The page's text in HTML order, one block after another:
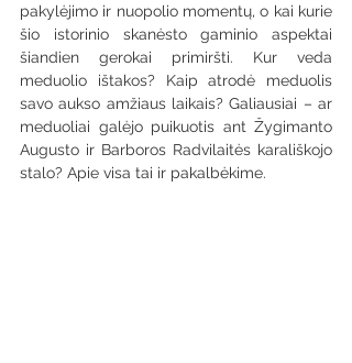
pakylėjimo ir nuopolio momentų, o kai kurie
šio istorinio skanėsto gaminio aspektai
šiandien gerokai primiršti. Kur veda
meduolio ištakos? Kaip atrodė meduolis
savo aukso amžiaus laikais? Galiausiai – ar
meduoliai galėjo puikuotis ant Žygimanto
Augusto ir Barboros Radvilaitės karališkojo
stalo? Apie visa tai ir pakalbėkime.